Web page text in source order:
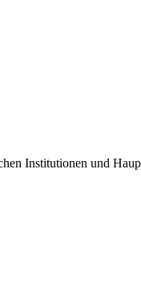
Institutionen und